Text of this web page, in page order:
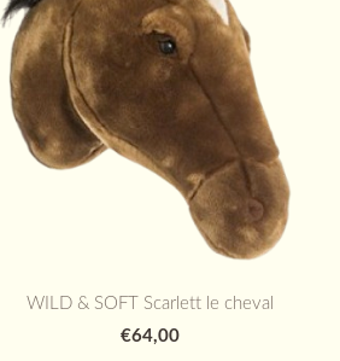
WILD & SOFT Scarlett le cheval
€64,00